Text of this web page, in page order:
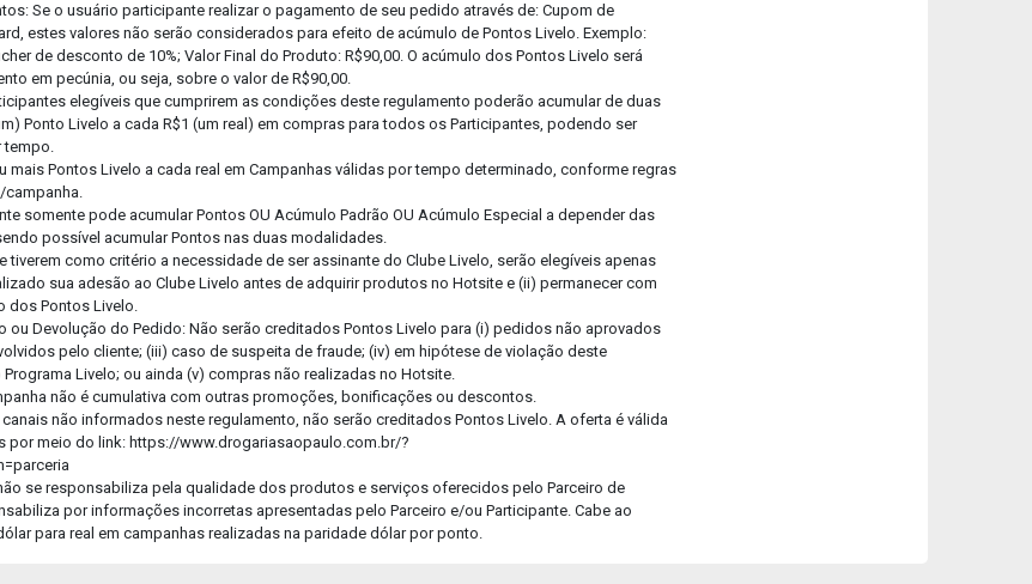
Se o usuário participante realizar o pagamento de seu pedido através de: Cupom de
estes valores não serão considerados para efeito de acúmulo de Pontos Livelo. Exemplo:
de desconto de 10%; Valor Final do Produto: R$90,00. O acúmulo dos Pontos Livelo será
em pecúnia, ou seja, sobre o valor de R$90,00.
elegíveis que cumprirem as condições deste regulamento poderão acumular de duas
Ponto Livelo a cada R$1 (um real) em compras para todos os Participantes, podendo ser
tempo.
mais Pontos Livelo a cada real em Campanhas válidas por tempo determinado, conforme regras
campanha.
somente pode acumular Pontos OU Acúmulo Padrão OU Acúmulo Especial a depender das
possível acumular Pontos nas duas modalidades.
tiverem como critério a necessidade de ser assinante do Clube Livelo, serão elegíveis apenas
sua adesão ao Clube Livelo antes de adquirir produtos no Hotsite e (ii) permanecer com
dos Pontos Livelo.
ou Devolução do Pedido: Não serão creditados Pontos Livelo para (i) pedidos não aprovados
pelo cliente; (iii) caso de suspeita de fraude; (iv) em hipótese de violação deste
Livelo; ou ainda (v) compras não realizadas no Hotsite.
não é cumulativa com outras promoções, bonificações ou descontos.
não informados neste regulamento, não serão creditados Pontos Livelo. A oferta é válida
por meio do link: https://www.drogariasaopaulo.com.br/?
se responsabiliza pela qualidade dos produtos e serviços oferecidos pelo Parceiro de
por informações incorretas apresentadas pelo Parceiro e/ou Participante. Cabe ao
para real em campanhas realizadas na paridade dólar por ponto.
Anexe a sua Receita
Faça a foto da receita ou anexe um
arquivo para enviar sua receita.
75% do fluxo concluído.
Instruções para envio do arquivo